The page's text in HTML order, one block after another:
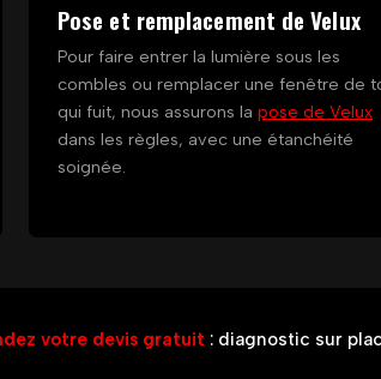
Pose et remplacement de Velux
Pour faire entrer la lumière sous les
combles ou remplacer une fenêtre de
qui fuit, nous assurons la pose de Velux
dans les règles, avec une étanchéité
soignée.
votre devis gratuit : diagnostic sur